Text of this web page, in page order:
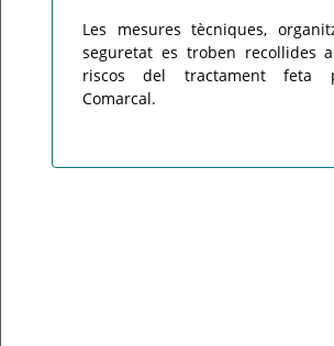
Les mesures tècniques,
seguretat es troben recollides
riscos del tractament feta
Comarcal.